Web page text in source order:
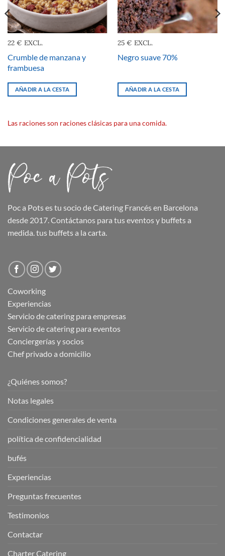
22 € EXCL.
Crumble de manzana y
frambuesa
AÑADIR A LA CESTA
25 € EXCL.
Negro suave 70%
AÑADIR A LA CESTA
Las raciones son raciones clásicas para una comida.
Poc a Potses tu socio de Catering Francés en Barcelona
desde 2017. Contáctanos para tus eventos y buffets a
medida. tus buffetsa la carta.
Coworking
Experiencias
Servicio de catering para empresas
Servicio de catering para eventos
Conciergerías y socios
Chef privado a domicilio
¿Quiénes somos?
Notas legales
Condiciones generales de venta
política de confidencialidad
bufés
Experiencias
Preguntas frecuentes
Testimonios
Contactar
Charter Catering